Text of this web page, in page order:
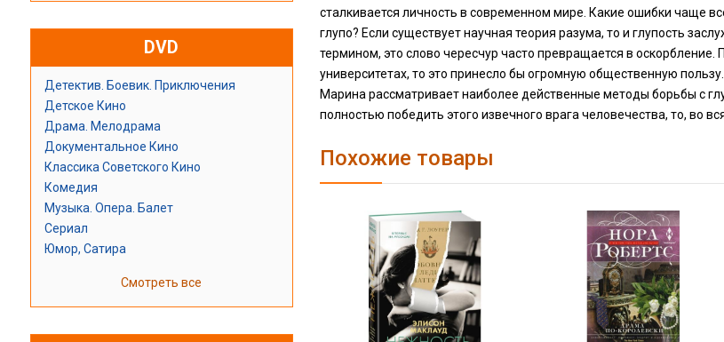
DVD
Детектив. Боевик. Приключения
Детское Кино
Драма. Мелодрама
Документальное Кино
Классика Советского Кино
Комедия
Музыка. Опера. Балет
Сериал
Юмор, Сатира
Смотреть все
сталкивается личность в современном мире. Какие ошибки чаще
глупо? Если существует научная теория разума, то и глупость
термином, это слово чересчур часто превращается в
университетах, то это принесло бы огромную общественную
Марина рассматривает наиболее действенные методы борьбы с
полностью победить этого извечного врага человечества, то, во
Похожие товары